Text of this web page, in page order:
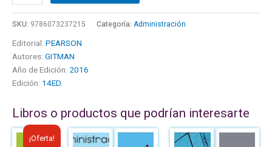
SKU: 9786073237215 Categoría: Administración
Editorial: PEARSON
Autores: GITMAN
Año de Edición: 2016
Edición: 14ED.
Libros o productos que podrían interesarte
¡Oferta!
El
El